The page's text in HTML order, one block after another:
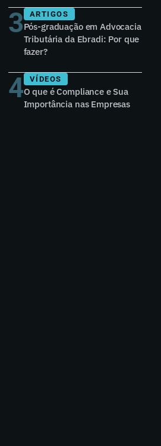
3 ARTIGOS
Pós-graduação em Advocacia
Tributária da Ebradi: Por que
fazer?
4 VÍDEOS
O que é Compliance e Sua
Importância nas Empresas